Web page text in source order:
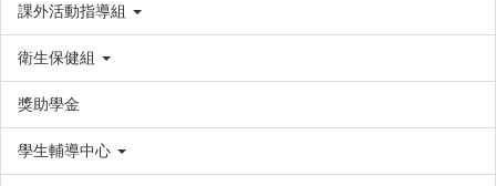
課外活動指導組
衛生保健組
獎助學金
學生輔導中心